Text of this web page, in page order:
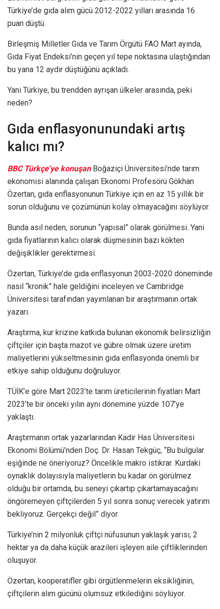
Türkiye’de gıda alım gücü 2012-2022 yılları arasında 16
puan düştü.
Birleşmiş Milletler Gıda ve Tarım Örgütü FAO Mart ayında,
Gıda Fiyat Endeksi’nin geçen yıl tepe noktasına ulaştığından
bu yana 12 aydır düştüğünü açıkladı.
Yani Türkiye, bu trendden ayrışan ülkeler arasında, peki
neden?
Gıda enflasyonunundaki artış
kalıcı mı?
BBC Türkçe’ye konuşanBoğaziçi Üniversitesi’nde tarım
ekonomisi alanında çalışan Ekonomi Profesörü Gökhan
Özertan, gıda enflasyonunun Türkiye için en az 15 yıllık bir
sorun olduğunu ve çözümünün kolay olmayacağını söylüyor.
Bunda asıl neden, sorunun “yapısal” olarak görülmesi. Yani
gıda fiyatlarının kalıcı olarak düşmesinin bazı kökten
değişiklikler gerektirmesi.
Özertan, Türkiye’de gıda enflasyonun 2003-2020 döneminde
nasıl “kronik” hale geldiğini inceleyen ve Cambridge
Üniversitesi tarafından yayımlanan bir araştırmanın ortak
yazarı.
Araştırma, kur krizine katkıda bulunan ekonomik belirsizliğin
çiftçiler için başta mazot ve gübre olmak üzere üretim
maliyetlerini yükseltmesinin gıda enflasyonda önemli bir
etkiye sahip olduğunu doğruluyor.
TÜİK’e göre Mart 2023’te tarım üreticilerinin fiyatları Mart
2023’te bir önceki yılın aynı dönemine yüzde 107’ye
yaklaştı.
Araştırmanın ortak yazarlarından Kadir Has Üniversitesi
Ekonomi Bölümü’nden Doç. Dr. Hasan Tekgüç, “Bu bulgular
eşiğinde ne öneriyoruz? Öncelikle makro istikrar. Kurdaki
oynaklık dolayısıyla maliyetlerin bu kadar ön görülmez
olduğu bir ortamda, bu seneyi çıkartıp çıkartamayacağını
öngöremeyen çiftçilerden 5 yıl sonra sonuç verecek yatırım
bekliyoruz. Gerçekçi değil” diyor.
Türkiye’nin 2 milyonluk çiftçi nüfusunun yaklaşık yarısı, 2
hektar ya da daha küçük arazileri işleyen aile çiftliklerinden
oluşuyor.
Özertan, kooperatifler gibi örgütlenmelerin eksikliğinin,
çiftçilerin alım gücünü olumsuz etkilediğini söylüyor.